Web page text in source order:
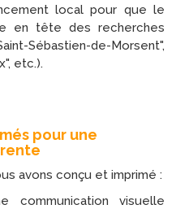
local pour que le
en tête des recherches
Sébastien-de-Morsent",
etc.).
pour une
avons conçu et imprimé :
communication visuelle